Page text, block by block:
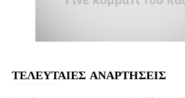
ΤΕΛΕΥΤΑΙΕΣ ΑΝΑΡΤΗΣΕΙΣ